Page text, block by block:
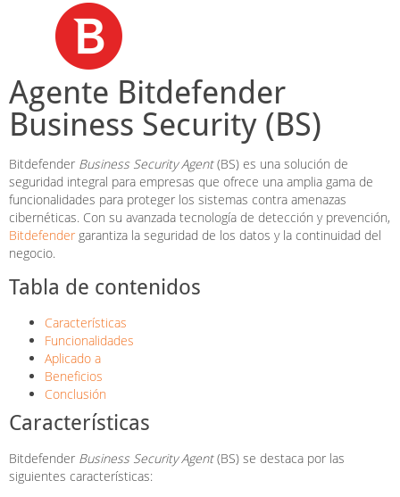
Agente Bitdefender
Business Security (BS)
Bitdefender Business Security Agent(BS) es una solución de
seguridad integral para empresas que ofrece una amplia gama de
funcionalidades para proteger los sistemas contra amenazas
cibernéticas. Con su avanzada tecnología de detección y prevención,
Bitdefender garantiza la seguridad de los datos y la continuidad del
negocio.
Tabla de contenidos
Características
Funcionalidades
Aplicado a
Beneficios
Conclusión
Características
Bitdefender Business Security Agent(BS) se destaca por las
siguientes características: